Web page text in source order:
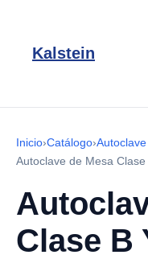
Kalstein
Inicio›Catálogo›
Autoclave de Mesa
Clase B